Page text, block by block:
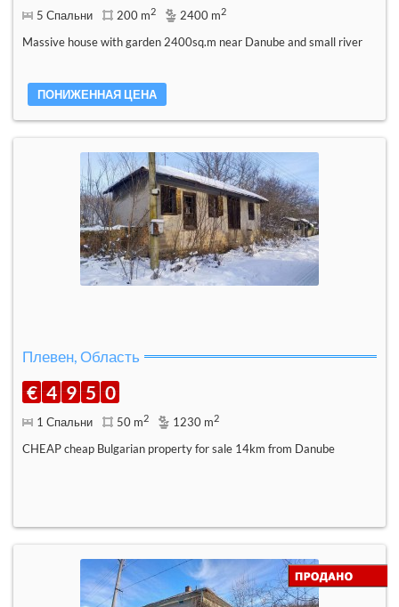
5 Спальни 200 m2 2400 m2
Massive house with garden 2400sq.m near Danube and small river
ПОНИЖЕННАЯ ЦЕНА
Плевен, Область
€ 4 9 5 0
1 Спальни 50 m2 1230 m2
CHEAP cheap Bulgarian property for sale 14km from Danube